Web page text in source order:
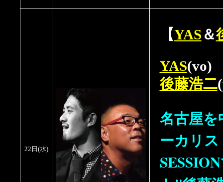
22日(水)
【YAS ＆
YAS(vo)
後藤浩二
名古屋
ーカリ